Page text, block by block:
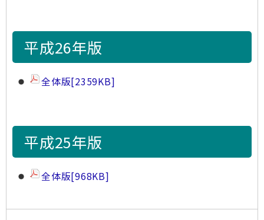
平成26年版
全体版[2359KB]
平成25年版
全体版[968KB]